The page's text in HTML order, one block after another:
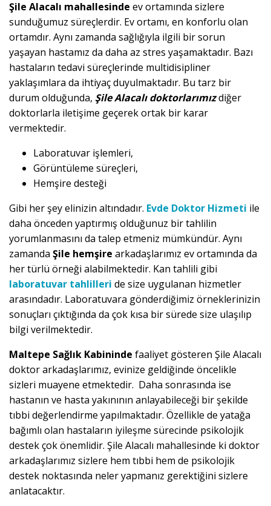
Şile Alacalı mahallesinde ev ortamında sizlere
sunduğumuz süreçlerdir. Ev ortamı, en konforlu olan
ortamdır. Aynı zamanda sağlığıyla ilgili bir sorun
yaşayan hastamız da daha az stres yaşamaktadır. Bazı
hastaların tedavi süreçlerinde multidisipliner
yaklaşımlara da ihtiyaç duyulmaktadır. Bu tarz bir
durum olduğunda, Şile Alacalı doktorlarımızdiğer
doktorlarla iletişime geçerek ortak bir karar
vermektedir.
Laboratuvar işlemleri,
Görüntüleme süreçleri,
Hemşire desteği
Gibi her şey elinizin altındadır. Evde Doktor Hizmeti ile
daha önceden yaptırmış olduğunuz bir tahlilin
yorumlanmasını da talep etmeniz mümkündür. Aynı
zamanda Şile hemşire arkadaşlarımız ev ortamında da
her türlü örneği alabilmektedir. Kan tahlili gibi
laboratuvar tahlilleri de size uygulanan hizmetler
arasındadır. Laboratuvara gönderdiğimiz örneklerinizin
sonuçları çıktığında da çok kısa bir sürede size ulaşılıp
bilgi verilmektedir.
Maltepe Sağlık Kabininde faaliyet gösteren Şile Alacalı
doktor arkadaşlarımız, evinize geldiğinde öncelikle
sizleri muayene etmektedir. Daha sonrasında ise
hastanın ve hasta yakınının anlayabileceği bir şekilde
tıbbi değerlendirme yapılmaktadır. Özellikle de yatağa
bağımlı olan hastaların iyileşme sürecinde psikolojik
destek çok önemlidir. Şile Alacalı mahallesinde ki doktor
arkadaşlarımız sizlere hem tıbbi hem de psikolojik
destek noktasında neler yapmanız gerektiğini sizlere
anlatacaktır.